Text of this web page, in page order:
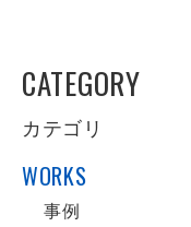
CATEGORY
カテゴリ
WORKS
事例